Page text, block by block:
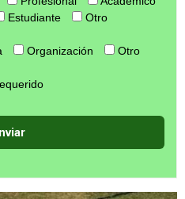
Estudiante Otro
Organización Otro